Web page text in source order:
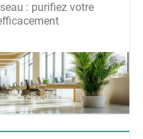
: purifiez votre